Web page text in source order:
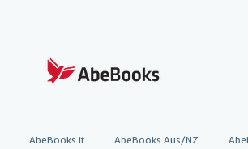
AbeBooks.it AbeBooks Aus/NZ